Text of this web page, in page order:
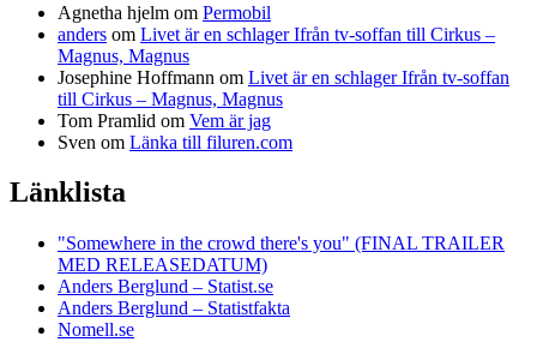
Agnetha hjelm om Permobil
anders om Livet är en schlager Ifrån tv-soffan till Cirkus –
Magnus, Magnus
Josephine Hoffmann om Livet är en schlager Ifrån tv-soffan
till Cirkus – Magnus, Magnus
Tom Pramlid om Vem är jag
Sven om Länka till filuren.com
Länklista
"Somewhere in the crowd there's you" (FINAL TRAILER
MED RELEASEDATUM)
Anders Berglund – Statist.se
Anders Berglund – Statistfakta
Nomell.se